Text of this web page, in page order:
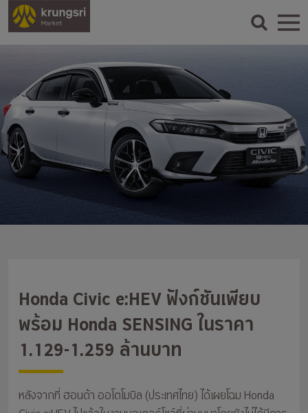
Honda Civic e:HEV ฟังก์ชันเพียบ
พร้อม Honda SENSING ในราคา
1.129-1.259 ล้านบาท
หลังจากที่ ฮอนด้า ออโตโมบิล (ประเทศไทย) ได้เผยโฉม Honda